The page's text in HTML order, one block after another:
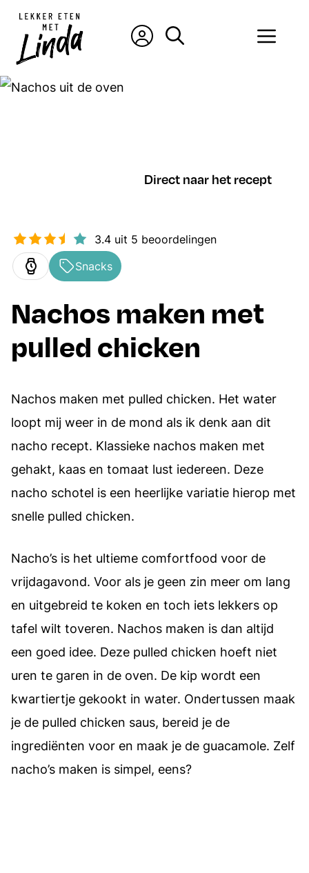
naar
inhoud
Direct naar het recept
3.4uit 5 beoordelingen
Snacks
Nachos maken met
pulled chicken
Nachos maken met pulled chicken. Het water
loopt mij weer in de mond als ik denk aan dit
nacho recept. Klassieke nachos maken met
gehakt, kaas en tomaat lust iedereen. Deze
nacho schotel is een heerlijke variatie hierop met
snelle pulled chicken.
Nacho’s is het ultieme comfortfood voor de
vrijdagavond. Voor als je geen zin meer om lang
en uitgebreid te koken en toch iets lekkers op
tafel wilt toveren. Nachos maken is dan altijd
een goed idee. Deze pulled chicken hoeft niet
uren te garen in de oven. De kip wordt een
kwartiertje gekookt in water. Ondertussen maak
je de pulled chicken saus, bereid je de
ingrediënten voor en maak je de guacamole. Zelf
nacho’s maken is simpel, eens?